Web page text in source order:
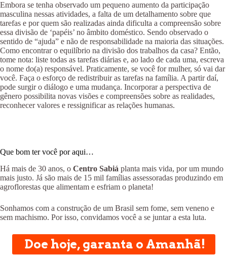
Embora se tenha observado um pequeno aumento da participação
masculina nessas atividades, a falta de um detalhamento sobre que
tarefas e por quem são realizadas ainda dificulta a compreensão sobre
essa divisão de ‘papéis’ no âmbito doméstico. Sendo observado o
sentido de “ajuda” e não de responsabilidade na maioria das situações.
Como encontrar o equilíbrio na divisão dos trabalhos da casa? Então,
tome nota: liste todas as tarefas diárias e, ao lado de cada uma, escreva
o nome do(a) responsável. Praticamente, se você for mulher, só vai dar
você. Faça o esforço de redistribuir as tarefas na família. A partir daí,
pode surgir o diálogo e uma mudança. Incorporar a perspectiva de
gênero possibilita novas visões e compreensões sobre as realidades,
reconhecer valores e ressignificar as relações humanas.
Que bom ter você por aqui…
Há mais de 30 anos, o Centro Sabiá planta mais vida, por um mundo
mais justo. Já são mais de 15 mil famílias assessoradas produzindo em
agroflorestas que alimentam e esfriam o planeta!
Sonhamos com a construção de um Brasil sem fome, sem veneno e
sem machismo. Por isso, convidamos você a se juntar a esta luta.
Doe hoje, garanta o Amanhã!